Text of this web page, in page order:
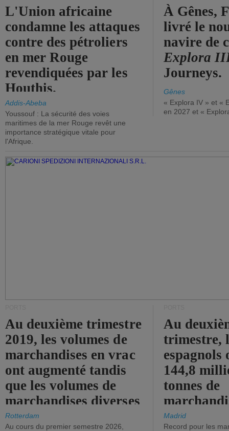
L'Union africaine
condamne les attaques
contre des pétroliers
en mer Rouge
revendiquées par les
Houthis.
Addis-Abeba
Youssouf : La sécurité des voies
maritimes de la mer Rouge revêt une
importance stratégique vitale pour
l'Afrique.
À Gênes,
livré le
navire de
Explora
Journeys.
Gênes
« Explora IV » et «
en 2027 et «
Au deuxième trimestre
2019, les volumes de
marchandises en vrac
ont augmenté tandis
que les volumes de
marchandises diverses
ont diminué.
Rotterdam
Au cours du premier semestre 2026,
Au
trimestre,
144,8
tonnes de
(+2,9%).
Madrid
Record pour les